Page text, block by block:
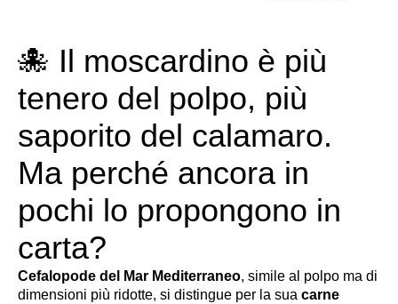
🐙 Il moscardino è più
tenero del polpo, più
saporito del calamaro.
Ma perché ancora in
pochi lo propongono in
carta?
Cefalopode del Mar Mediterraneo, simile al polpo ma di
dimensioni più ridotte, si distingue per la sua carne